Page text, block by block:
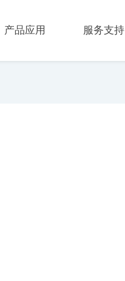
产品应用 服务支持